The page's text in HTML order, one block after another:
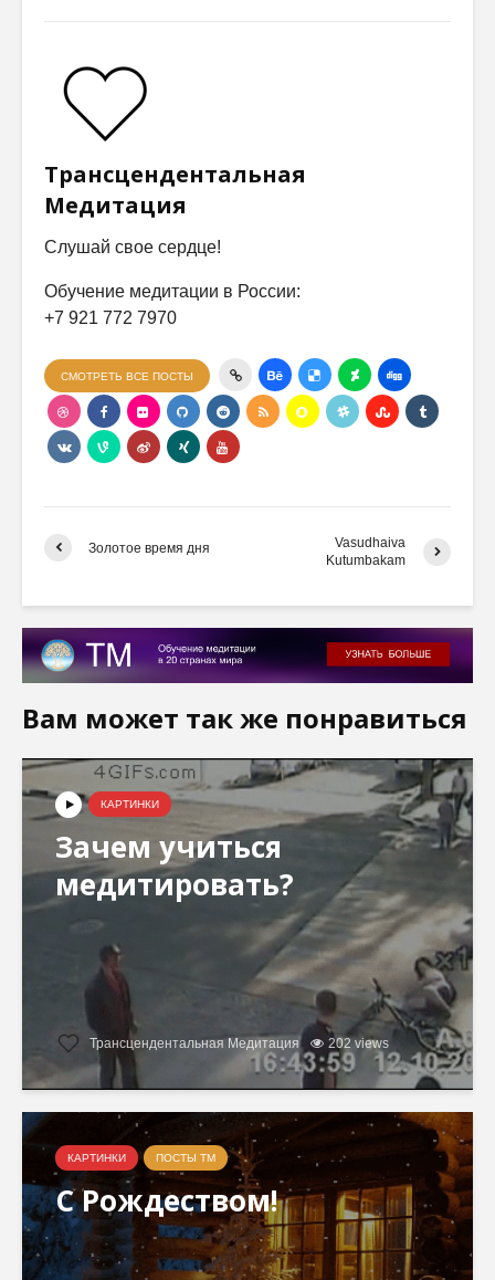
Трансцендентальная
Медитация
Слушай свое сердце!
Обучение медитации в России:
+7 921 772 7970
СМОТРЕТЬ ВСЕ ПОСТЫ
Золотое время дня
Vasudhaiva
Kutumbakam
Вам может так же понравиться
КАРТИНКИ
Зачем учиться
медитировать?
Трансцендентальная Медитация 202 views
КАРТИНКИ ПОСТЫ ТМ
С Рождеством!